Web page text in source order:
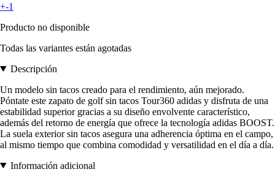
+-1
Producto no disponible
Todas las variantes están agotadas
Descripción
Un modelo sin tacos creado para el rendimiento, aún mejorado.
Póntate este zapato de golf sin tacos Tour360 adidas y disfruta de una
estabilidad superior gracias a su diseño envolvente característico,
además del retorno de energía que ofrece la tecnología adidas BOOST.
La suela exterior sin tacos asegura una adherencia óptima en el campo,
al mismo tiempo que combina comodidad y versatilidad en el día a día.
Información adicional